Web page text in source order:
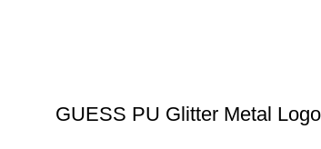
GUESS PU Glitter Metal